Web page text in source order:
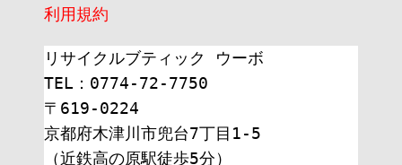
利用規約
リサイクルブティック ウーボ
TEL：0774-72-7750
〒619-0224
京都府木津川市兜台7丁目1-5
（近鉄高の原駅徒歩5分）